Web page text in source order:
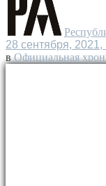
28 сентября, 2021,
в Официальная